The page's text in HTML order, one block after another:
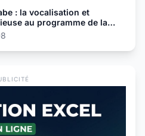
: la vocalisation et
au programme de la